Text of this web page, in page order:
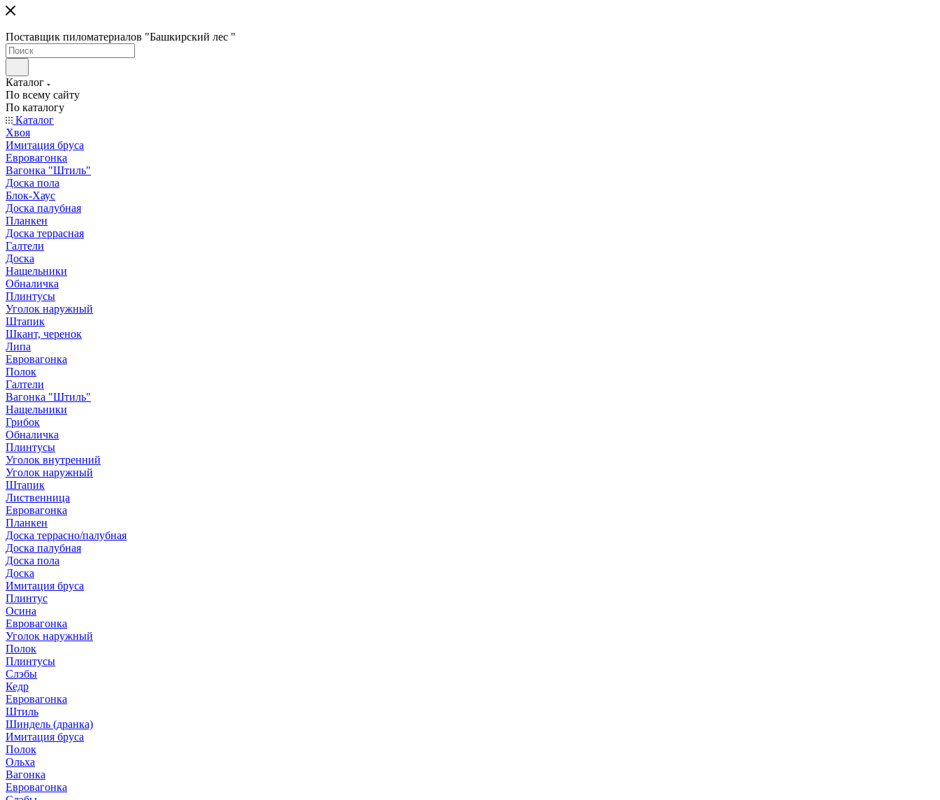
Поставщик пиломатериалов "Башкирский лес "
Каталог
По всему сайту
По каталогу
Каталог
Хвоя
Имитация бруса
Евровагонка
Вагонка "Штиль"
Доска пола
Блок-Хаус
Доска палубная
Планкен
Доска террасная
Галтели
Доска
Нащельники
Обналичка
Плинтусы
Уголок наружный
Штапик
Шкант, черенок
Липа
Евровагонка
Полок
Галтели
Вагонка "Штиль"
Нащельники
Грибок
Обналичка
Плинтусы
Уголок внутренний
Уголок наружный
Штапик
Лиственница
Евровагонка
Планкен
Доска террасно/палубная
Доска палубная
Доска пола
Доска
Имитация бруса
Плинтус
Осина
Евровагонка
Уголок наружный
Полок
Плинтусы
Слэбы
Кедр
Евровагонка
Штиль
Шиндель (дранка)
Имитация бруса
Полок
Ольха
Вагонка
Евровагонка